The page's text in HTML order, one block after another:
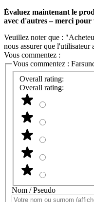
Évaluez maintenant le
avec d'autres – merci pour
Veuillez noter que :
nous assurer que l'utilisateur
Vous commentez :
Vous commentez :
Overall rating:
Overall rating:
Nom / Pseudo